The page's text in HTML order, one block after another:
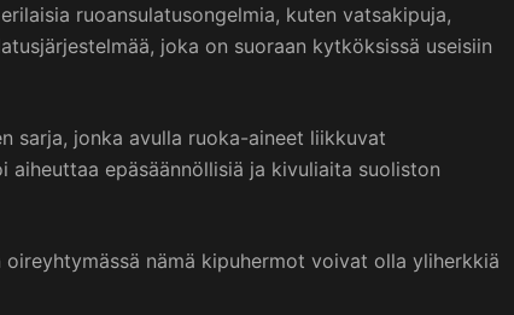
ruoansulatusongelmia, kuten vatsakipuja,
joka on suoraan kytköksissä useisiin
sarja, jonka avulla ruoka-aineet liikkuvat
epäsäännöllisiä ja kivuliaita suoliston
nämä kipuhermot voivat olla yliherkkiä